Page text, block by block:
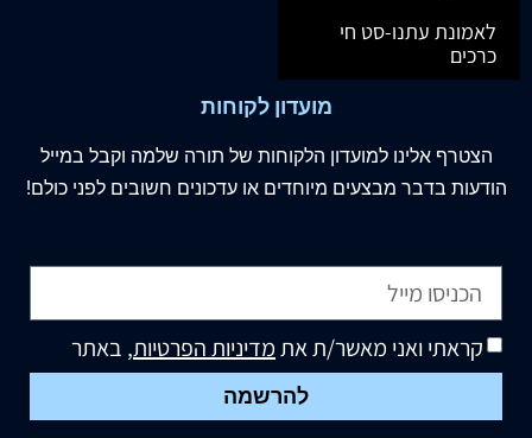
לאמונת עתנו-סט חי
כרכים
מועדון לקוחות
הצטרף אלינו למועדון הלקוחות של תורה שלמה וקבל במייל
הודעות בדבר מבצעים מיוחדים או עדכונים חשובים לפני כולם!
קראתי ואני מאשר/ת אתמדיניות הפרטיות, באתר
להרשמה